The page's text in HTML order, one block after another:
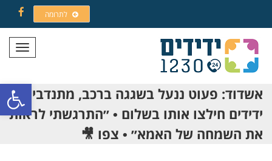
פתח
לתרומה
תפריט
אשדוד: פעוט ננעל בשגגה ברכב, מתנדבי
ידידים חילצו אותו בשלום • ״התרגשתי לראות
את השמחה של האמא״ • צפו 🎥